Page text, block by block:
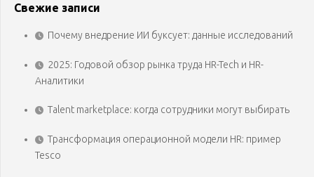
Свежие записи
Почему внедрение ИИ буксует: данные исследований
2025: Годовой обзор рынка труда HR-Tech и HR-
Аналитики
Talent marketplace: когда сотрудники могут выбирать
Трансформация операционной модели HR: пример
Tesco